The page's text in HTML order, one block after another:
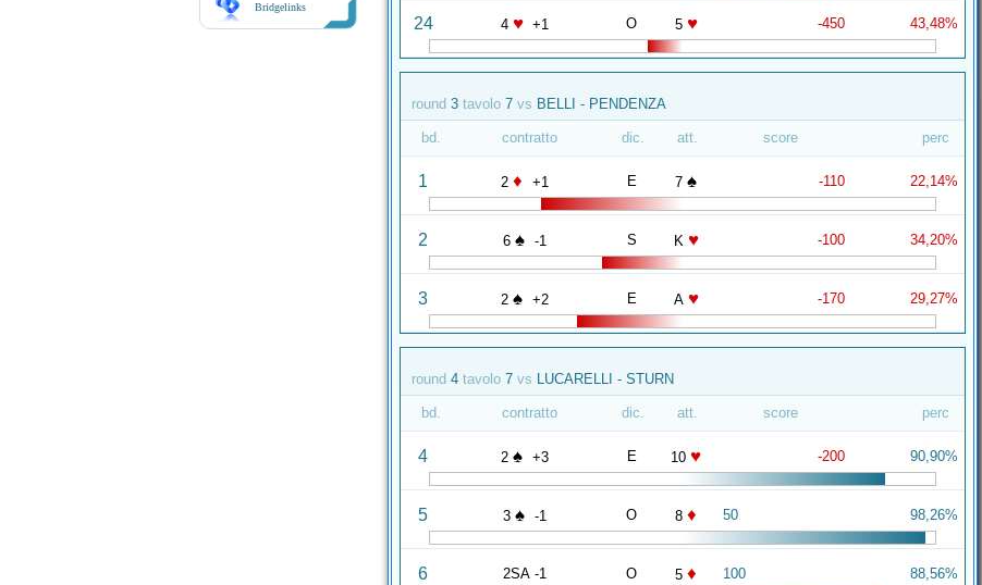
Bridgelinks
24 4 ♥ +1 O 5 ♥ -450 43,48%
round 3 tavolo 7 vs BELLI - PENDENZA
bd. contratto dic. att. score perc
1 2 ♦ +1 E 7 ♠ -110 22,14%
2 6 ♠ -1 S K ♥ -100 34,20%
3 2 ♠ +2 E A ♥ -170 29,27%
round 4 tavolo 7 vs LUCARELLI - STURN
bd. contratto dic. att. score perc
4 2 ♠ +3 E 10 ♥ -200 90,90%
5 3 ♠ -1 O 8 ♦ 50 98,26%
6 2SA -1 O 5 ♦ 100 88,56%